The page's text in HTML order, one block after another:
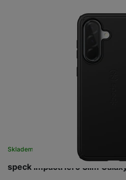
speck ImpactHero Slim
Skladem